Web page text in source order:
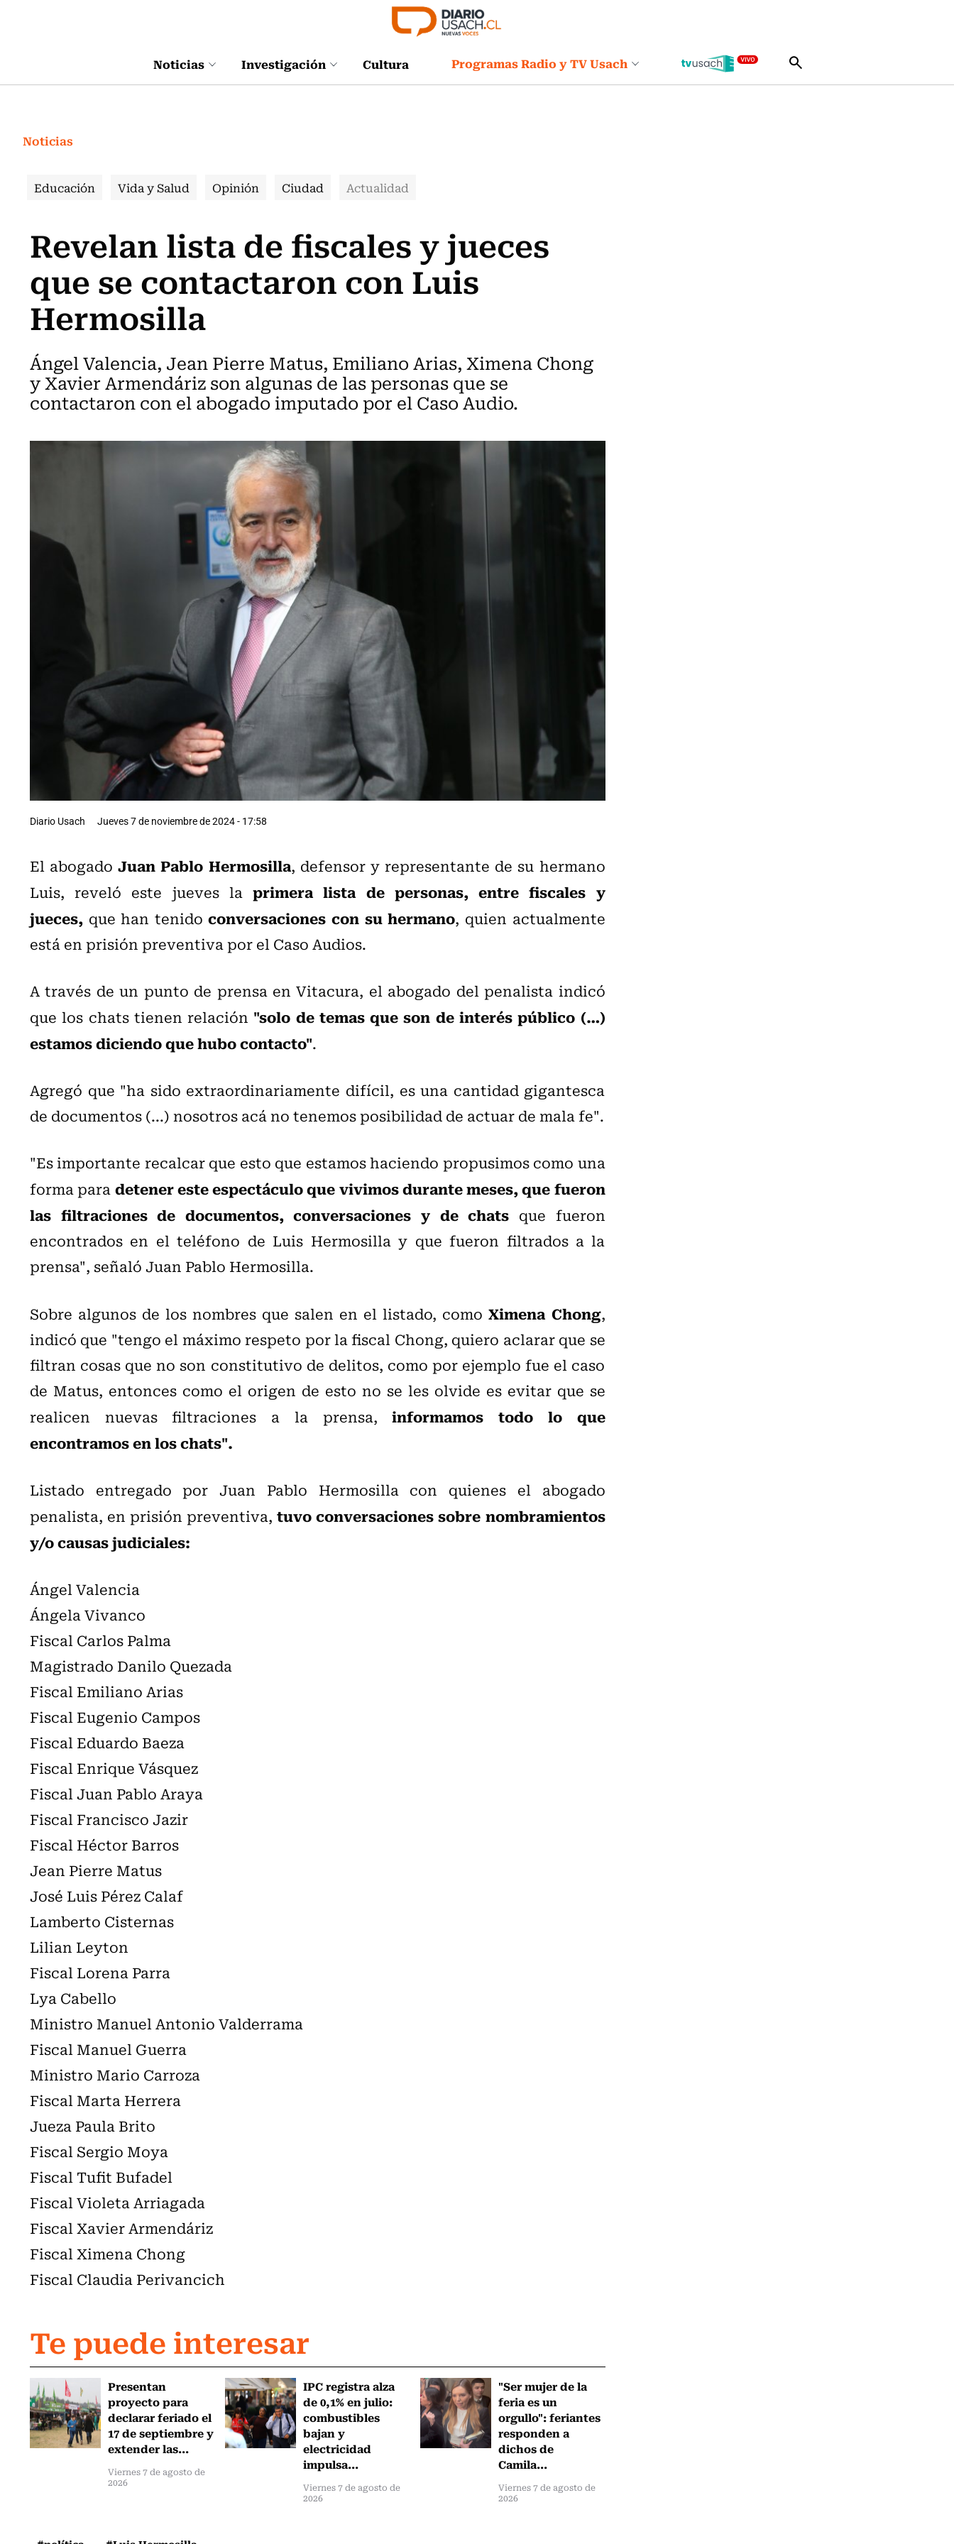
Noticias Investigación Cultura Programas Radio y TV Usach
Noticias
Educación Vida y Salud Opinión Ciudad Actualidad
Revelan lista de fiscales y jueces
que se contactaron con Luis
Hermosilla
Ángel Valencia, Jean Pierre Matus, Emiliano Arias, Ximena Chong
y Xavier Armendáriz son algunas de las personas que se
contactaron con el abogado imputado por el Caso Audio.
Diario Usach Jueves 7 de noviembre de 2024 - 17:58
El abogadoJuan Pablo Hermosilla, defensor y representante de su hermano
Luis, reveló este jueves laprimera lista de personas, entre fiscales y
jueces, que han tenidoconversaciones con su hermano, quien actualmente
está en prisión preventiva por el Caso Audios.
A través de un punto de prensa en Vitacura, el abogado del penalista indicó
que los chats tienen relación "solo de temas que son de interés público (…)
estamos diciendo que hubo contacto".
Agregó que "ha sido extraordinariamente difícil, es una cantidad gigantesca
de documentos (...) nosotros acá no tenemos posibilidad de actuar de mala fe".
"Es importante recalcar que esto que estamos haciendo propusimos como una
forma paradetener este espectáculo que vivimos durante meses, que fueron
las filtraciones de documentos, conversaciones y de chats que fueron
encontrados en el teléfono de Luis Hermosilla y que fueron filtrados a la
prensa", señaló Juan Pablo Hermosilla.
Sobre algunos de los nombres que salen en el listado, comoXimena Chong,
indicó que "tengo el máximo respeto por la fiscal Chong, quiero aclarar que se
filtran cosas que no son constitutivo de delitos, como por ejemplo fue el caso
de Matus, entonces como el origen de esto no se les olvide es evitar que se
realicen nuevas filtraciones a la prensa, informamos todo lo que
encontramos en los chats".
Listado entregado por Juan Pablo Hermosilla con quienes el abogado
penalista, en prisión preventiva, tuvo conversaciones sobre nombramientos
y/o causas judiciales:
Ángel Valencia
Ángela Vivanco
Fiscal Carlos Palma
Magistrado Danilo Quezada
Fiscal Emiliano Arias
Fiscal Eugenio Campos
Fiscal Eduardo Baeza
Fiscal Enrique Vásquez
Fiscal Juan Pablo Araya
Fiscal Francisco Jazir
Fiscal Héctor Barros
Jean Pierre Matus
José Luis Pérez Calaf
Lamberto Cisternas
Lilian Leyton
Fiscal Lorena Parra
Lya Cabello
Ministro Manuel Antonio Valderrama
Fiscal Manuel Guerra
Ministro Mario Carroza
Fiscal Marta Herrera
Jueza Paula Brito
Fiscal Sergio Moya
Fiscal Tufit Bufadel
Fiscal Violeta Arriagada
Fiscal Xavier Armendáriz
Fiscal Ximena Chong
Fiscal Claudia Perivancich
Te puede interesar
Presentan
proyecto para
declarar feriado el
17 de septiembre y
extender las...
Viernes 7 de agosto de
2026
IPC registra alza
de 0,1% en julio:
combustibles
bajan y
electricidad
impulsa...
Viernes 7 de agosto de
2026
"Ser mujer de la
feria es un
orgullo": feriantes
responden a
dichos de
Camila...
Viernes 7 de agosto de
2026